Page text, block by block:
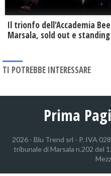
Il trionfo dell'Accademia
Marsala, sold out e
TI POTREBBE INTERESSARE
Prima
2026 - Blu Trend srl - P. IVA
tribunale di Marsala n.202 del